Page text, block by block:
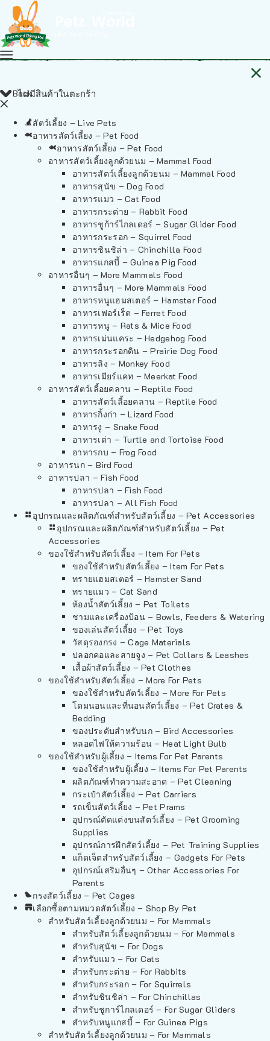
ไม่มีสินค้าในตะกร้า
Back
สัตว์เลี้ยง – Live Pets
อาหารสัตว์เลี้ยง – Pet Food
อาหารสัตว์เลี้ยง – Pet Food
อาหารสัตว์เลี้ยงลูกด้วยนม – Mammal Food
อาหารสัตว์เลี้ยงลูกด้วยนม – Mammal Food
อาหารสุนัข – Dog Food
อาหารแมว – Cat Food
อาหารกระต่าย – Rabbit Food
อาหารชูก้าร์ไกลเดอร์ – Sugar Glider Food
อาหารกระรอก – Squirrel Food
อาหารชินชิล่า – Chinchilla Food
อาหารแกสบี้ – Guinea Pig Food
อาหารอื่นๆ – More Mammals Food
อาหารอื่นๆ – More Mammals Food
อาหารหนูแฮมสเตอร์ – Hamster Food
อาหารเฟอร์เร็ต – Ferret Food
อาหารหนู – Rats & Mice Food
อาหารเม่นแคระ – Hedgehog Food
อาหารกระรอกดิน – Prairie Dog Food
อาหารลิง – Monkey Food
อาหารเมียร์แคท – Meerkat Food
อาหารสัตว์เลี้อยคลาน – Reptile Food
อาหารสัตว์เลี้อยคลาน – Reptile Food
อาหารกิ้งก่า – Lizard Food
อาหารงู – Snake Food
อาหารเต่า – Turtle and Tortoise Food
อาหารกบ – Frog Food
อาหารนก – Bird Food
อาหารปลา – Fish Food
อาหารปลา – Fish Food
อาหารปลา – All Fish Food
อุปกรณและผลิตภัณฑ์สำหรับสัตว์เลี้ยง – Pet Accessories
อุปกรณและผลิตภัณฑ์สำหรับสัตว์เลี้ยง – Pet
Accessories
ของใช้สำหรับสัตว์เลี้ยง – Item For Pets
ของใช้สำหรับสัตว์เลี้ยง – Item For Pets
ทรายแฮมสเตอร์ – Hamster Sand
ทรายแมว – Cat Sand
ห้องน้ำสัตว์เลี้ยง – Pet Toilets
ชามและเครื่องป้อน – Bowls, Feeders & Watering
ของเล่นสัตว์เลี้ยง – Pet Toys
วัสดุรองกรง – Cage Materials
ปลอกคอและสายจูง – Pet Collars & Leashes
เสื้อผ้าสัตว์เลี้ยง – Pet Clothes
ของใช้สำหรับสัตว์เลี้ยง – More For Pets
ของใช้สำหรับสัตว์เลี้ยง – More For Pets
โดมนอนและที่นอนสัตว์เลี้ยง – Pet Crates &
Bedding
ของประดับสำหรับนก – Bird Accessories
หลอดไฟให้ความร้อน – Heat Light Bulb
ของใช้สำหรับผู้เลี้ยง – Items For Pet Parents
ของใช้สำหรับผู้เลี้ยง – Items For Pet Parents
ผลิตภัณฑ์ทำความสะอาด – Pet Cleaning
กระเป๋าสัตว์เลี้ยง – Pet Carriers
รถเข็นสัตว์เลี้ยง – Pet Prams
อุปกรณ์ตัดแต่งขนสัตว์เลี้ยง – Pet Grooming
Supplies
อุปกรณ์การฝึกสัตว์เลี้ยง – Pet Training Supplies
แก็ดเจ็ตสำหรับสัตว์เลี้ยง – Gadgets For Pets
อุปกรณ์เสริมอื่นๆ – Other Accessories For
Parents
กรงสัตว์เลี้ยง – Pet Cages
เลือกซื้อตามหมวดสัตว์เลี้ยง – Shop By Pet
สำหรับสัตว์เลี้ยงลูกด้วยนม – For Mammals
สำหรับสัตว์เลี้ยงลูกด้วยนม – For Mammals
สำหรับสุนัข – For Dogs
สำหรับแมว – For Cats
สำหรับกระต่าย – For Rabbits
สำหรับกระรอก – For Squirrels
สำหรับชินชิล่า – For Chinchillas
สำหรับชูการ์ไกลเดอร์ – For Sugar Gliders
สำหรับหนูแกสบี้ – For Guinea Pigs
สำหรับสัตว์เลี้ยงลูกด้วยนม – For Mammals